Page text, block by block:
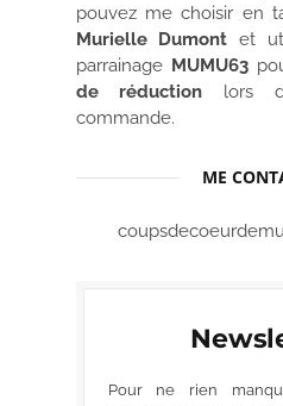
pouvez me choisir en
Murielle Dumont et
parrainage MUMU63
de réduction lors
commande.
ME
Pour ne rien